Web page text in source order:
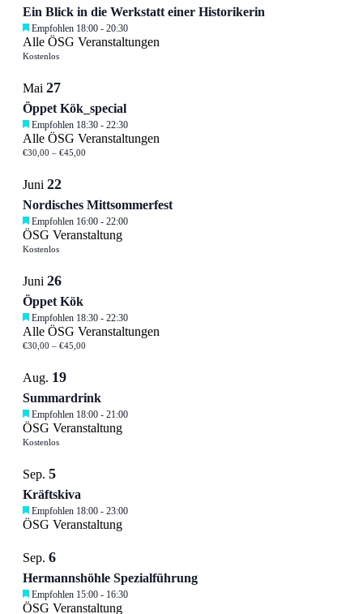
Ein Blick in die Werkstatt einer Historikerin
Empfohlen 18:00 - 20:30
Alle ÖSG Veranstaltungen
Kostenlos
Mai 27
Öppet Kök_special
Empfohlen 18:30 - 22:30
Alle ÖSG Veranstaltungen
€30,00 – €45,00
Juni 22
Nordisches Mittsommerfest
Empfohlen 16:00 - 22:00
ÖSG Veranstaltung
Kostenlos
Juni 26
Öppet Kök
Empfohlen 18:30 - 22:30
Alle ÖSG Veranstaltungen
€30,00 – €45,00
Aug. 19
Summardrink
Empfohlen 18:00 - 21:00
ÖSG Veranstaltung
Kostenlos
Sep. 5
Kräftskiva
Empfohlen 18:00 - 23:00
ÖSG Veranstaltung
Sep. 6
Hermannshöhle Spezialführung
Empfohlen 15:00 - 16:30
ÖSG Veranstaltung